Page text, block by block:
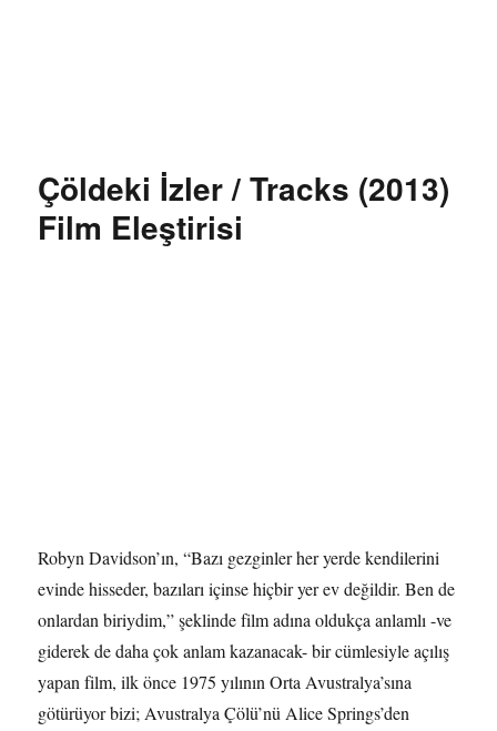
Çöldeki İzler / Tracks (2013)
Film Eleştirisi
Robyn Davidson’ın, “Bazı gezginler her yerde kendilerini
evinde hisseder, bazıları içinse hiçbir yer ev değildir. Ben de
onlardan biriydim,” şeklinde film adına oldukça anlamlı -ve
giderek de daha çok anlam kazanacak- bir cümlesiyle açılış
yapan film, ilk önce 1975 yılının Orta Avustralya’sına
götürüyor bizi; Avustralya Çölü’nü Alice Springs’den